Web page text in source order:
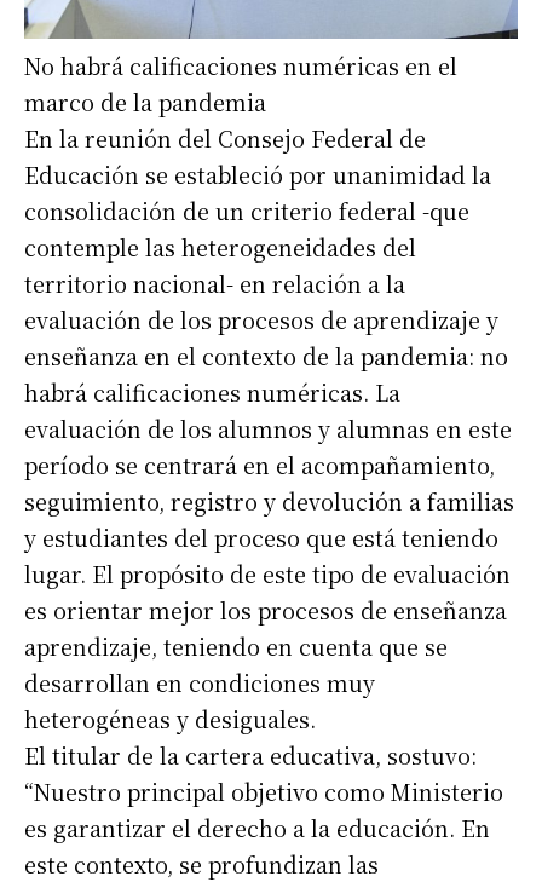
No habrá calificaciones numéricas en el
marco de la pandemia
En la reunión del Consejo Federal de
Educación se estableció por unanimidad la
consolidación de un criterio federal -que
contemple las heterogeneidades del
territorio nacional- en relación a la
evaluación de los procesos de aprendizaje y
enseñanza en el contexto de la pandemia: no
habrá calificaciones numéricas. La
evaluación de los alumnos y alumnas en este
período se centrará en el acompañamiento,
seguimiento, registro y devolución a familias
y estudiantes del proceso que está teniendo
lugar. El propósito de este tipo de evaluación
es orientar mejor los procesos de enseñanza
aprendizaje, teniendo en cuenta que se
desarrollan en condiciones muy
heterogéneas y desiguales.
El titular de la cartera educativa, sostuvo:
“Nuestro principal objetivo como Ministerio
es garantizar el derecho a la educación. En
este contexto, se profundizan las